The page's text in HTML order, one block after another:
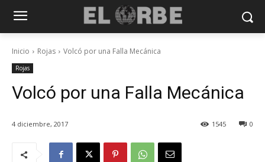
Inicio Rojas Volcó por una Falla Mecánica
Rojas
Volcó por una Falla Mecánica
4 diciembre, 2017 0
1545